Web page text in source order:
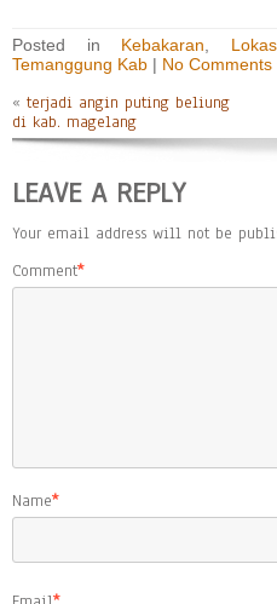
Posted in Kebakaran
Temanggung Kab | No Comments
« terjadi angin puting beliung
di kab. magelang
LEAVE A REPLY
Your email address will not be
Comment*
Name*